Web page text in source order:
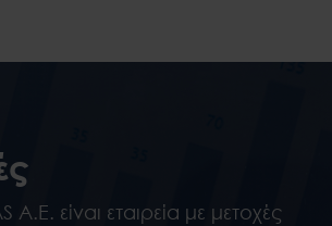
A.E. είναι εταιρεία με μετοχές